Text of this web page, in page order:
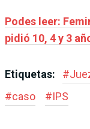
Podes leer:
pidió 10, 4 y 3
Etiquetas: #
#caso #IPS